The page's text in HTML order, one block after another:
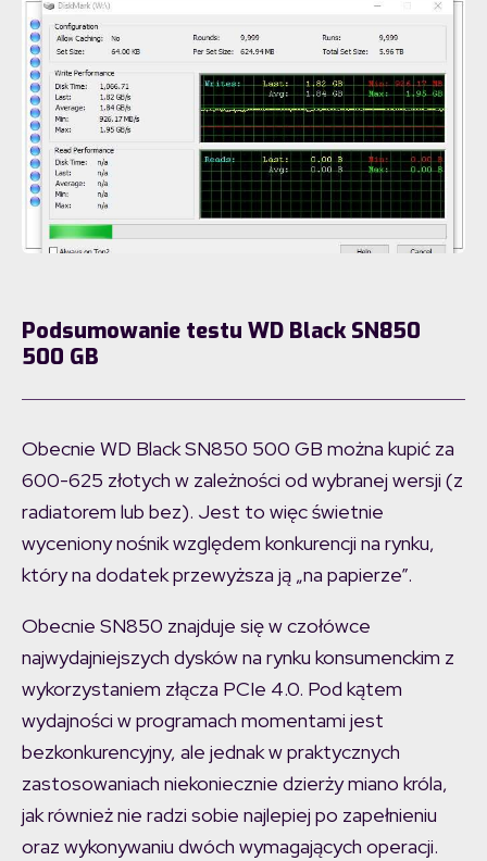
Podsumowanie testu WD Black SN850
500 GB
Obecnie WD Black SN850 500 GB można kupić za
600-625 złotych w zależności od wybranej wersji (z
radiatorem lub bez). Jest to więc świetnie
wyceniony nośnik względem konkurencji na rynku,
który na dodatek przewyższa ją „na papierze”.
Obecnie SN850 znajduje się w czołówce
najwydajniejszych dysków na rynku konsumenckim z
wykorzystaniem złącza PCIe 4.0. Pod kątem
wydajności w programach momentami jest
bezkonkurencyjny, ale jednak w praktycznych
zastosowaniach niekoniecznie dzierży miano króla,
jak również nie radzi sobie najlepiej po zapełnieniu
oraz wykonywaniu dwóch wymagających operacji.